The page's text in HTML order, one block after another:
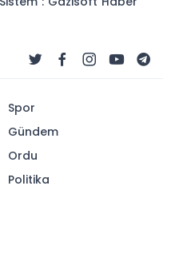
Kiraz’ın
Hayatını
Kiraz, tedavi